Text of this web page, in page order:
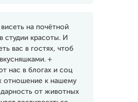
на почётной
студии красоты. И
вас в гостях, чтоб
+
нас в блогах и соц
отношение к нашему
от животных